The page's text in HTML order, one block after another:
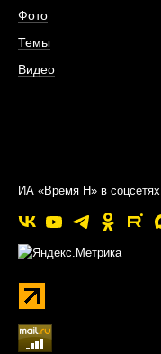
Фото
Темы
Видео
ИА «Время Н» в соцсетях